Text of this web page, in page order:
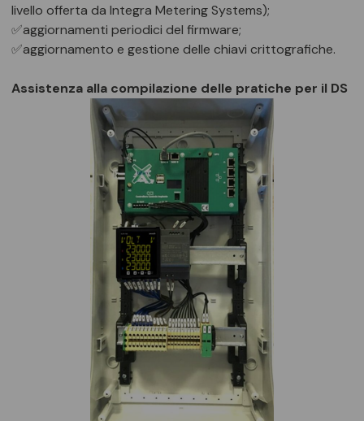
livello offerta da Integra Metering Systems);
✅aggiornamenti periodici del firmware;
✅aggiornamento e gestione delle chiavi crittografiche.
Assistenza alla compilazione delle pratiche per il DS